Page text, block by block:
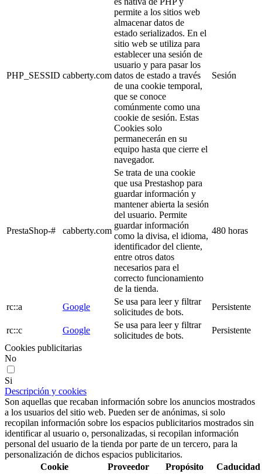
PHP_SESSID cabberty.com
permite a los sitios web
almacenar datos de
estado serializados. En el
sitio web se utiliza para
establecer una sesión de
usuario y para pasar los
datos de estado a través
de una cookie temporal,
que se conoce
comúnmente como una
cookie de sesión. Estas
Cookies solo
permanecerán en su
equipo hasta que cierre el
navegador.
Sesión
PrestaShop-# cabberty.com
Se trata de una cookie
que usa Prestashop para
guardar información y
mantener abierta la sesión
del usuario. Permite
guardar información
como la divisa, el idioma,
identificador del cliente,
entre otros datos
necesarios para el
correcto funcionamiento
de la tienda.
480 horas
rc::a Google
Se usa para leer y filtrar
solicitudes de bots.
Persistente
rc::c Google
Se usa para leer y filtrar
solicitudes de bots.
Persistente
Cookies publicitarias
No
Si
Descripción y cookies
Son aquellas que recaban información sobre los anuncios mostrados
a los usuarios del sitio web. Pueden ser de anónimas, si solo
recopilan información sobre los espacios publicitarios mostrados sin
identificar al usuario o, personalizadas, si recopilan información
personal del usuario de la tienda por parte de un tercero, para la
personalización de dichos espacios publicitarios.
Cookie
Proveedor Propósito Caducidad